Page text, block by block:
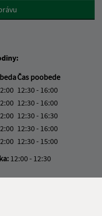
Čas poobede
12:30 - 16:00
12:30 - 16:00
12:30 - 16:30
12:30 - 16:00
12:30 - 15:00
12:00 - 12:30